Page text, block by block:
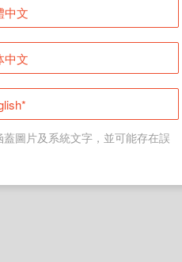
入
首頁
中文
中文
圖片及系統文字，並可能存在誤